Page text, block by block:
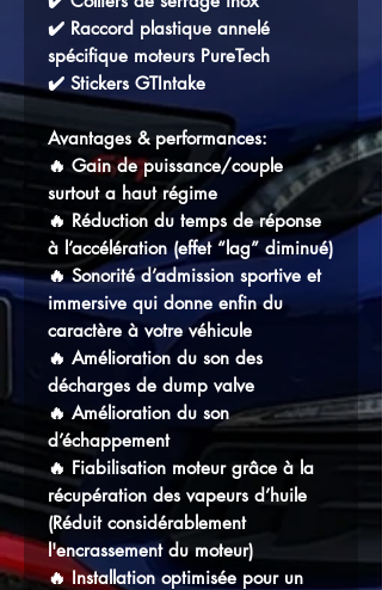
✔️ Raccord plastique annelé
spécifique moteurs PureTech
✔️ Stickers GTIntake
Avantages & performances:
🔥 Gain de puissance/couple
surtout a haut régime
🔥 Réduction du temps de réponse
à l’accélération (effet “lag” diminué)
🔥 Sonorité d’admission sportive et
immersive qui donne enfin du
caractère à votre véhicule
🔥 Amélioration du son des
décharges de dump valve
🔥 Amélioration du son
d’échappement
🔥 Fiabilisation moteur grâce à la
récupération des vapeurs d’huile
(Réduit considérablement
l'encrassement du moteur)
🔥 Installation optimisée pour un